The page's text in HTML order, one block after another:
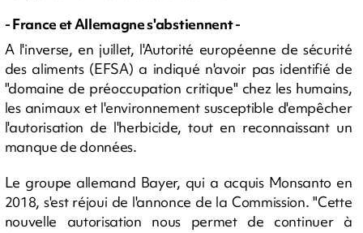
- France et Allemagne s'abstiennent -
A l'inverse, en juillet, l'Autorité européenne de sécurité
des aliments (EFSA) a indiqué n'avoir pas identifié de
"domaine de préoccupation critique" chez les humains,
les animaux et l'environnement susceptible d'empêcher
l'autorisation de l'herbicide, tout en reconnaissant un
manque de données.
Le groupe allemand Bayer, qui a acquis Monsanto en
2018, s'est réjoui de l'annonce de la Commission. "Cette
nouvelle autorisation nous permet de continuer à